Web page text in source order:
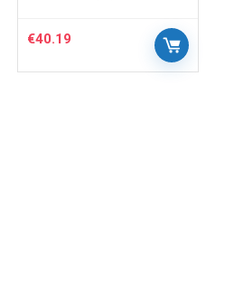
€40.19